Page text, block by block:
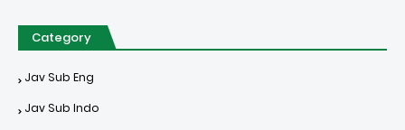
Category
Jav Sub Eng
Jav Sub Indo